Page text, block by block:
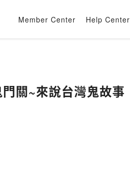
Member Center Help Center
關~來說台灣鬼故事